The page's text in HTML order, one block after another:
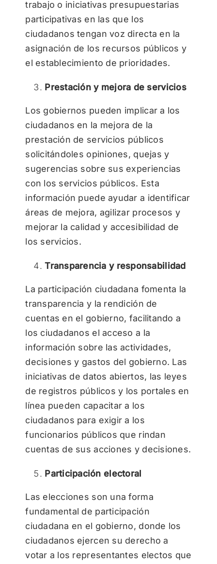
trabajo o iniciativas presupuestarias
participativas en las que los
ciudadanos tengan voz directa en la
asignación de los recursos públicos y
el establecimiento de prioridades.
Prestación y mejora de servicios
Los gobiernos pueden implicar a los
ciudadanos en la mejora de la
prestación de servicios públicos
solicitándoles opiniones, quejas y
sugerencias sobre sus experiencias
con los servicios públicos. Esta
información puede ayudar a identificar
áreas de mejora, agilizar procesos y
mejorar la calidad y accesibilidad de
los servicios.
Transparencia y responsabilidad
La participación ciudadana fomenta la
transparencia y la rendición de
cuentas en el gobierno, facilitando a
los ciudadanos el acceso a la
información sobre las actividades,
decisiones y gastos del gobierno. Las
iniciativas de datos abiertos, las leyes
de registros públicos y los portales en
línea pueden capacitar a los
ciudadanos para exigir a los
funcionarios públicos que rindan
cuentas de sus acciones y decisiones.
Participación electoral
Las elecciones son una forma
fundamental de participación
ciudadana en el gobierno, donde los
ciudadanos ejercen su derecho a
votar a los representantes electos que